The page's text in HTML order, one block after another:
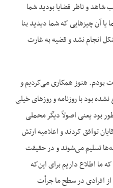
شاهد و ناظر قضایا بودید شما
آن چیزهایی که شما دیدید بنا
انجام نشد و قضیه به غارت
بودم. هنوز همکاری می‌کردیم و
بود با روزنامه و روزهای خیلی
بود یعنی اصولاً دیگر محملی
توافق کردند و اعلامیه ارتش
تسلیم می‌شوند و در حقیقت
ما اطلاع داریم برای این‌که
افرادی در سطح ما جرأت